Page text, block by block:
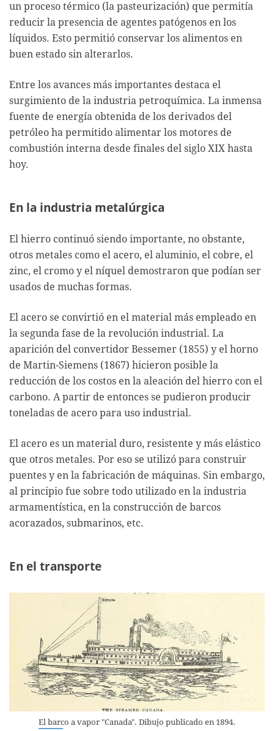
un proceso térmico (la pasteurización) que permitía
reducir la presencia de agentes patógenos en los
líquidos. Esto permitió conservar los alimentos en
buen estado sin alterarlos.
Entre los avances más importantes destaca el
surgimiento de la industria petroquímica. La inmensa
fuente de energía obtenida de los derivados del
petróleo ha permitido alimentar los motores de
combustión interna desde finales del siglo XIX hasta
hoy.
En la industria metalúrgica
El hierro continuó siendo importante, no obstante,
otros metales como el acero, el aluminio, el cobre, el
zinc, el cromo y el níquel demostraron que podían ser
usados de muchas formas.
El acero se convirtió en el material más empleado en
la segunda fase de la revolución industrial. La
aparición del convertidor Bessemer (1855) y el horno
de Martin-Siemens (1867) hicieron posible la
reducción de los costos en la aleación del hierro con el
carbono. A partir de entonces se pudieron producir
toneladas de acero para uso industrial.
El acero es un material duro, resistente y más elástico
que otros metales. Por eso se utilizó para construir
puentes y en la fabricación de máquinas. Sin embargo,
al principio fue sobre todo utilizado en la industria
armamentística, en la construcción de barcos
acorazados, submarinos, etc.
En el transporte
El barco a vapor "Canada". Dibujo publicado en 1894.